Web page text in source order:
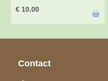
€ 10,00
Contact